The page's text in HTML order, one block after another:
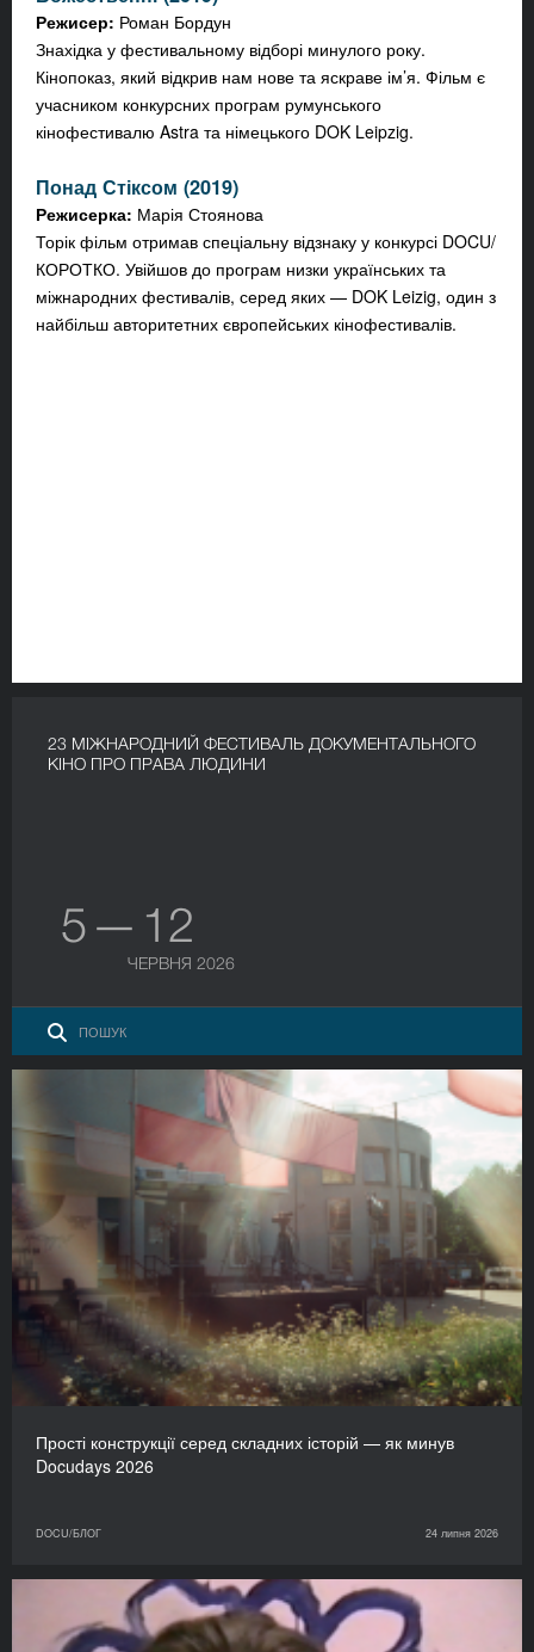
Режисер: Роман Бордун
Знахідка у фестивальному відборі минулого року.
Кінопоказ, який відкрив нам нове та яскраве ім’я. Фільм є
учасником конкурсних програм румунського
кінофестивалю Astra та німецького DOK Leipzig.
Понад Стіксом (2019)
Режисерка: Марія Стоянова
Торік фільм отримав спеціальну відзнаку у конкурсі DOCU/
КОРОТКО. Увійшов до програм низки українських та
міжнародних фестивалів, серед яких — DOK Leizig, один з
найбільш авторитетних європейських кінофестивалів.
23 МІЖНАРОДНИЙ ФЕСТИВАЛЬ ДОКУМЕНТАЛЬНОГО
КІНО ПРО ПРАВА ЛЮДИНИ
5 — 12
ЧЕРВНЯ 2026
Прості конструкції серед складних історій — як минув
Docudays 2026
DOCU/БЛОГ 24 липня 2026